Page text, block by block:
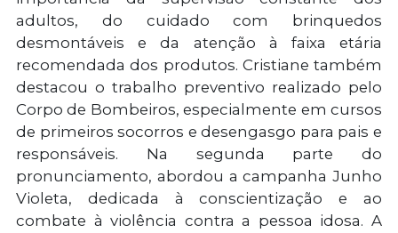
adultos, do cuidado com brinquedos
desmontáveis e da atenção à faixa etária
recomendada dos produtos. Cristiane também
destacou o trabalho preventivo realizado pelo
Corpo de Bombeiros, especialmente em cursos
de primeiros socorros e desengasgo para pais e
responsáveis. Na segunda parte do
pronunciamento, abordou a campanha Junho
Violeta, dedicada à conscientização e ao
combate à violência contra a pessoa idosa. A